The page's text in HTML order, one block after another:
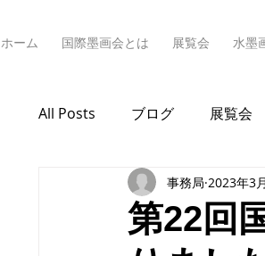
ホーム 国際墨画会とは 展覧会 水墨
All Posts ブログ 展覧会
第22回
事務局 2023年3